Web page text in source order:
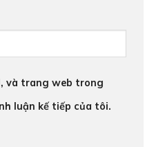
và trang web trong
luận kế tiếp của tôi.